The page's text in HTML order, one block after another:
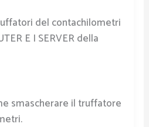
del contachilometri
E I SERVER della
smascherare il truffatore